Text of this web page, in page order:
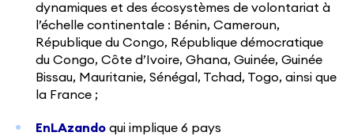
dynamiques et des écosystèmes de volontariat à
l’échelle continentale : Bénin, Cameroun,
République du Congo, République démocratique
du Congo, Côte d’Ivoire, Ghana, Guinée, Guinée
Bissau, Mauritanie, Sénégal, Tchad, Togo, ainsi que
la France ;
EnLAzando qui implique 6 pays